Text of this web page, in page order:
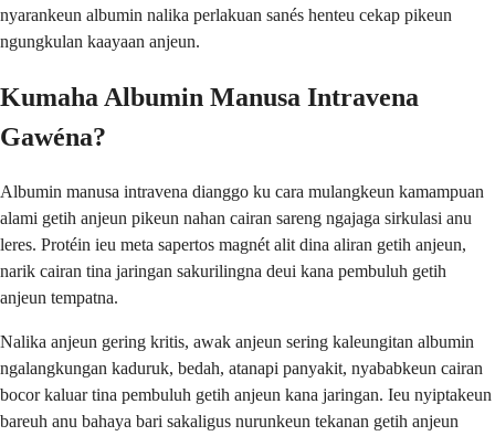
nyarankeun albumin nalika perlakuan sanés henteu cekap pikeun
ngungkulan kaayaan anjeun.
Kumaha Albumin Manusa Intravena
Gawéna?
Albumin manusa intravena dianggo ku cara mulangkeun kamampuan
alami getih anjeun pikeun nahan cairan sareng ngajaga sirkulasi anu
leres. Protéin ieu meta sapertos magnét alit dina aliran getih anjeun,
narik cairan tina jaringan sakurilingna deui kana pembuluh getih
anjeun tempatna.
Nalika anjeun gering kritis, awak anjeun sering kaleungitan albumin
ngalangkungan kaduruk, bedah, atanapi panyakit, nyababkeun cairan
bocor kaluar tina pembuluh getih anjeun kana jaringan. Ieu nyiptakeun
bareuh anu bahaya bari sakaligus nurunkeun tekanan getih anjeun